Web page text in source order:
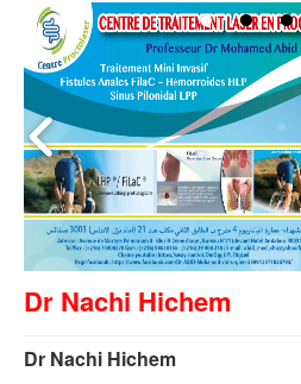
Contact
Dr Nachi Hichem
Dr Nachi Hichem